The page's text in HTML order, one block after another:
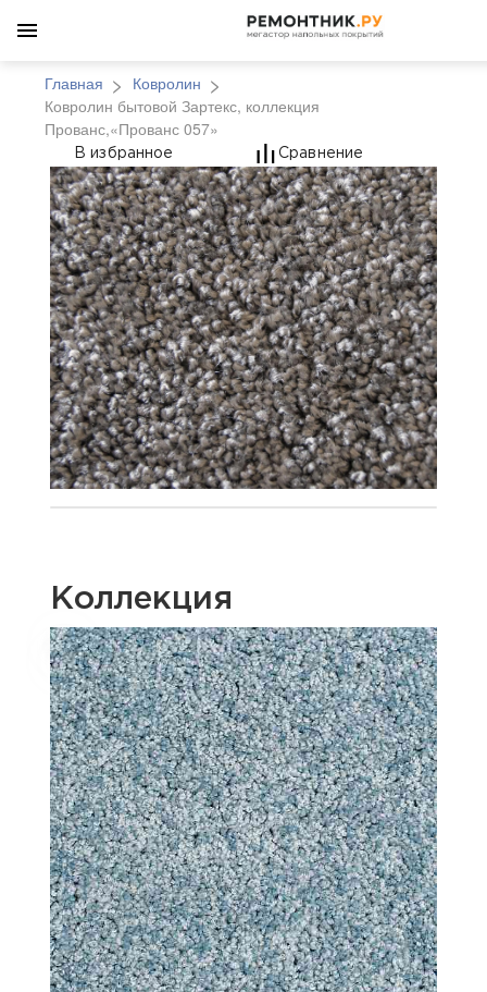
Главная
Ковролин
Ковролин бытовой Зартекс, коллекция
Прованс,«Прованс 057»
Ковролин бытовой
В избранное Сравнение
Коллекция